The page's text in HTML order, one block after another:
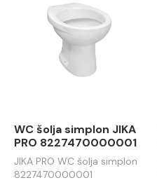
WC šolja simplon JIKA
PRO 8227470000001
JIKA PRO WC šolja simplon
8227470000001